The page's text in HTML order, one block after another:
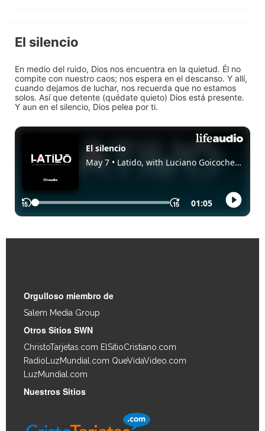
El silencio
En medio del ruido, Dios nos encuentra en la quietud. Él no
compite con nuestro caos; nos espera en el descanso. Y allí,
cuando dejamos de luchar, nos recuerda que no estamos
solos. Así que detente (quédate quieto) Dios está presente.
Y aun en el silencio, Dios pelea por ti.
Orgulloso miembro de
Salem Media Group
Otros Sitios SWN
ChristoTarjetas.com ElSitioCristiano.com
RadioLuzMundial.com QueVidaVideo.com
LuzMundial.com
Nuestros Sitios